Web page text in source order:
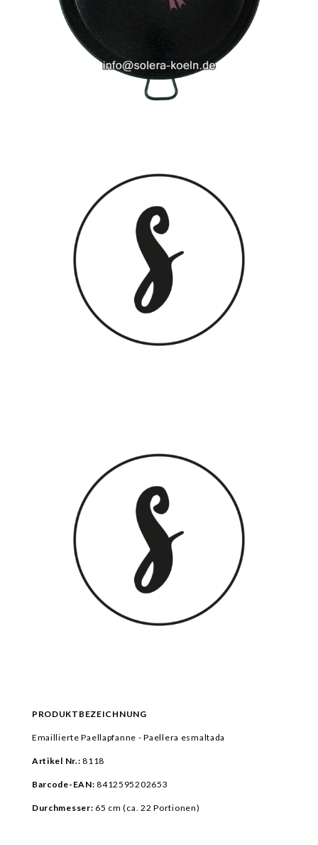
PRODUKTBEZEICHNUNG
Emaillierte Paellapfanne - Paellera esmaltada
Artikel Nr.:8118
Barcode-EAN: 8412595202653
Durchmesser: 65 cm (ca.22 Portionen)